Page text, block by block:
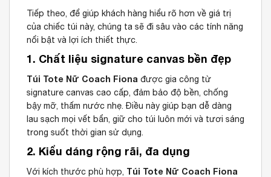
Tiếp theo, để giúp khách hàng hiểu rõ hơn về giá trị
của chiếc túi này, chúng ta sẽ đi sâu vào các tính năng
nổi bật và lợi ích thiết thực.
1. Chất liệu signature canvas bền đẹp
Túi Tote Nữ Coach Fiona được gia công từ
signature canvas cao cấp, đảm bảo độ bền, chống
bậy mỡ, thấm nước nhẹ. Điều này giúp bạn dễ dàng
lau sạch mọi vết bẩn, giữ cho túi luôn mới và tươi sáng
trong suốt thời gian sử dụng.
2. Kiểu dáng rộng rãi, đa dụng
Với kích thước phù hợp, Túi Tote Nữ Coach Fiona